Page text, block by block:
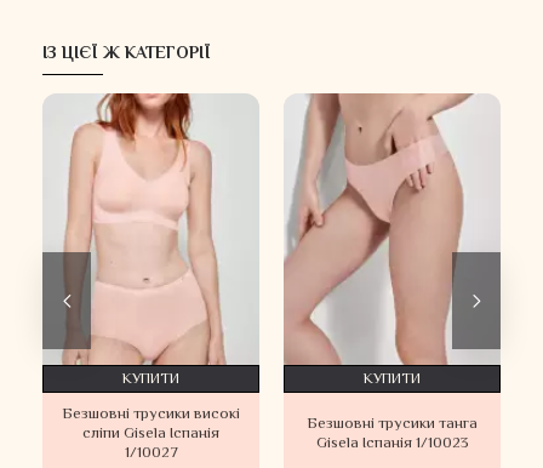
ІЗ ЦІЄЇ Ж КАТЕГОРІЇ
Безшовні трусики високі
сліпи Gisela Іспанія
1/10027
КУПИТИ
Безшовні трусики танга
Gisela Іспанія 1/10023
КУПИТИ